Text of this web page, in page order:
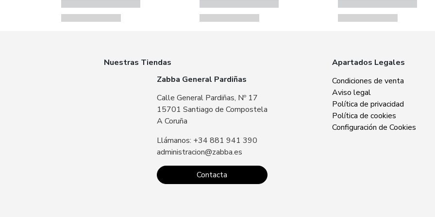
Nuestras Tiendas
Zabba General Pardiñas
Calle General Pardiñas, Nº 17
15701 Santiago de Compostela
A Coruña
Llámanos: +34 881 941 390
administracion@zabba.es
Contacta
Zabba Area
15707 Santiago
Sin especificar
Apartados Legales
Condiciones de venta
Aviso legal
Política de privacidad
Política de cookies
Configuración de Cookies